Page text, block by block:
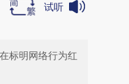
试听
标明网络行为红